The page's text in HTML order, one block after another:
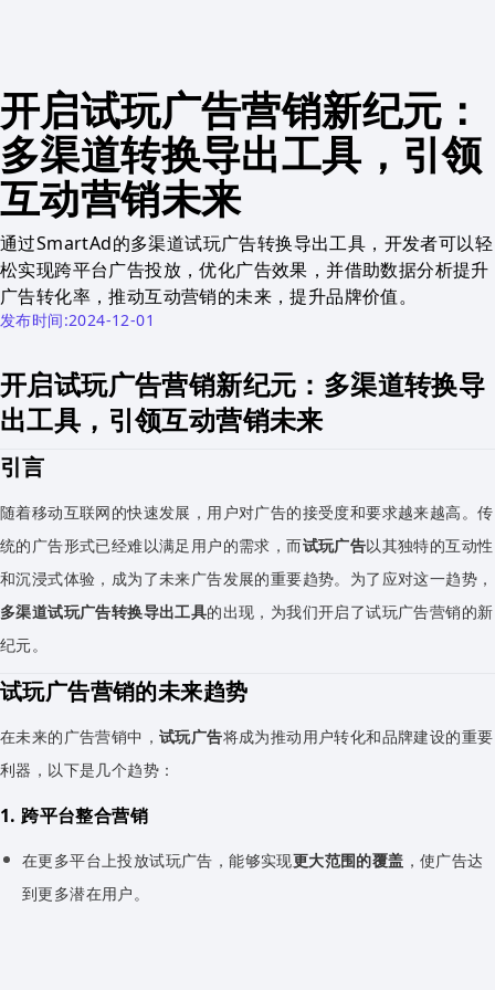
开启试玩广告营销新纪元：
多渠道转换导出工具，引领
互动营销未来
通过SmartAd的多渠道试玩广告转换导出工具，开发者可以轻
松实现跨平台广告投放，优化广告效果，并借助数据分析提升
广告转化率，推动互动营销的未来，提升品牌价值。
发布时间:2024-12-01
开启试玩广告营销新纪元：多渠道转换导
出工具，引领互动营销未来
引言
随着移动互联网的快速发展，用户对广告的接受度和要求越来越高。传
统的广告形式已经难以满足用户的需求，而试玩广告以其独特的互动性
和沉浸式体验，成为了未来广告发展的重要趋势。为了应对这一趋势，
多渠道试玩广告转换导出工具的出现，为我们开启了试玩广告营销的新
纪元。
试玩广告营销的未来趋势
在未来的广告营销中， 试玩广告将成为推动用户转化和品牌建设的重要
利器，以下是几个趋势：
1. 跨平台整合营销
在更多平台上投放试玩广告，能够实现更大范围的覆盖 ，使广告达
到更多潜在用户。